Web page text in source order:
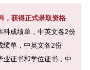
，获得正式录取资格
科成绩单，中英文各2份
绩单，中英文各2份
业证书和学位证书，中